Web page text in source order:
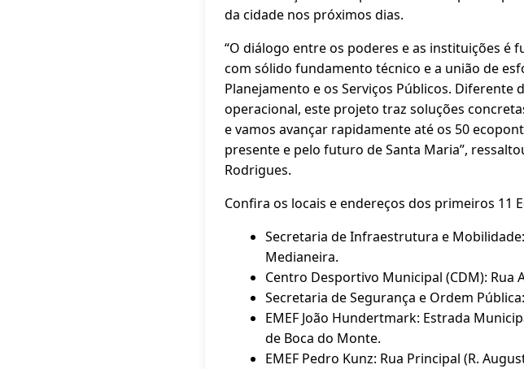
da cidade nos próximos dias.
“O diálogo entre os poderes e as instituições
com sólido fundamento técnico e a união de
Planejamento e os Serviços Públicos. Diferente
operacional, este projeto traz soluções
e vamos avançar rapidamente até os 50
presente e pelo futuro de Santa Maria”,
Rodrigues.
Confira os locais e endereços dos primeiros 11
Secretaria de Infraestrutura e
Medianeira.
Centro Desportivo Municipal (CDM): Rua
Secretaria de Segurança e Ordem
EMEF João Hundertmark: Estrada
de Boca do Monte.
EMEF Pedro Kunz: Rua Principal (R.